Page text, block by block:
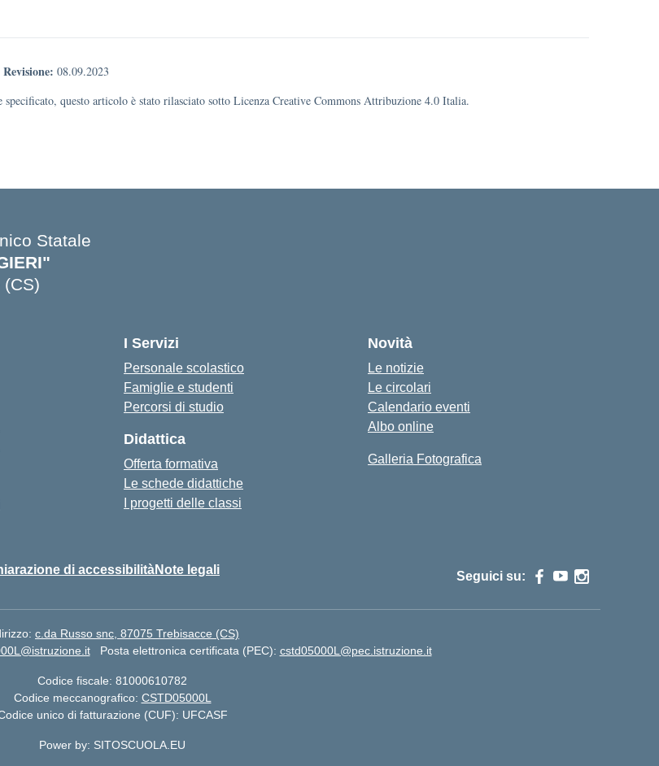
Revisione: 08.09.2023
specificato, questo articolo è stato rilasciato sotto Licenza Creative Commons Attribuzione 4.0 Italia.
Statale
I Servizi
Personale scolastico
Famiglie e studenti
Percorsi di studio
Didattica
Offerta formativa
Le schede didattiche
I progetti delle classi
Novità
Le notizie
Le circolari
Calendario eventi
Albo online
Galleria Fotografica
di accessibilitàNote legali Seguici su:
c.da Russo snc, 87075 Trebisacce (CS)
Posta elettronica certificata (PEC): cstd05000L@pec.istruzione.it
Codice fiscale: 81000610782
Codice meccanografico: CSTD05000L
unico di fatturazione (CUF): UFCASF
Power by: SITOSCUOLA.EU